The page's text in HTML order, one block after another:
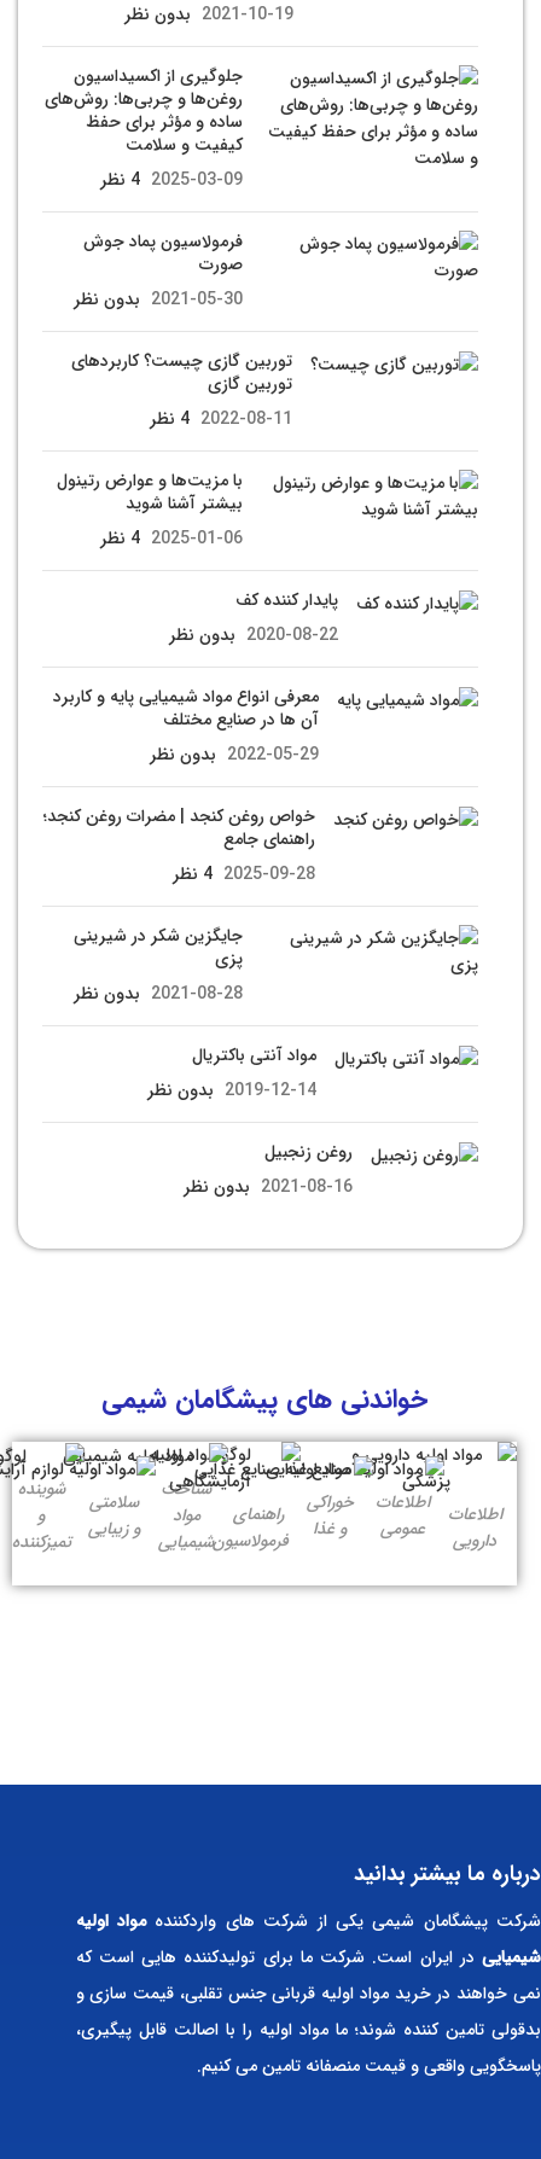
2021-10-19 بدون نظر
جلوگیری از اکسیداسیون
روغن‌ها و چربی‌ها: روش‌های
ساده و مؤثر برای حفظ
کیفیت و سلامت
2025-03-09 4 نظر
فرمولاسیون پماد جوش
صورت
2021-05-30 بدون نظر
توربین گازی چیست؟ کاربردهای
توربین گازی
2022-08-11 4 نظر
با مزیت‌ها و عوارض رتینول
بیشتر آشنا شوید
2025-01-06 4 نظر
پایدار کننده کف
2020-08-22 بدون نظر
معرفی انواع مواد شیمیایی پایه و کاربرد
آن ها در صنایع مختلف
2022-05-29 بدون نظر
خواص روغن کنجد | مضرات روغن کنجد؛
راهنمای جامع
2025-09-28 4 نظر
جایگزین شکر در شیرینی
پزی
2021-08-28 بدون نظر
مواد آنتی باکتریال
2019-12-14 بدون نظر
روغن زنجبیل
2021-08-16 بدون نظر
خواندنی های پیشگامان شیمی
اطلاعات
دارویی
اطلاعات
عمومی
خوراکی
و غذا
راهنمای
فرمولاسیون
شناخت
مواد
شیمیایی
سلامتی
و زیبایی
شوینده
و
تمیزکننده
درباره ما بیشتر بدانید
شرکت پیشگامان شیمی یکی از شرکت های واردکنندهمواد اولیه
شیمیایی در ایران است. شرکت ما برای تولیدکننده هایی است که
نمی خواهند در خرید مواد اولیه قربانی جنس تقلبی، قیمت سازی و
بدقولی تامین کننده شوند؛ ما مواد اولیه را با اصالت قابل پیگیری،
پاسخگویی واقعی و قیمت منصفانه تامین می کنیم.